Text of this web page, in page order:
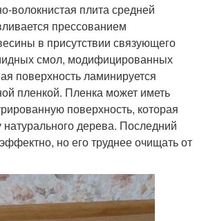
волокнистая плита средней
прессованием
в присутствии связующего
смол, модифицированных
поверхность ламинируется
пленкой. Пленка может иметь
поверхность, которая
натурального дерева. Последний
но его труднее очищать от